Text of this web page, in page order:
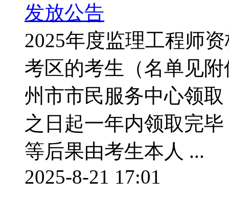
2025年度监理工程师
考区的考生（名单见
州市市民服务中心领
之日起一年内领取完
等后果由考生本人 ...
2025-8-21 17:01